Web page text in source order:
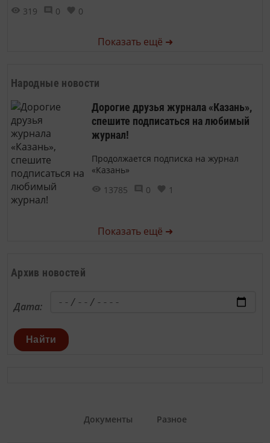
319
0 0
Показать ещё ➜
Народные новости
Дорогие друзья журнала «Казань»,
спешите подписаться на любимый
журнал!
Продолжается подписка на журнал
«Казань»
13785
0 1
Показать ещё ➜
Архив новостей
Дата:
Найти
Документы Разное